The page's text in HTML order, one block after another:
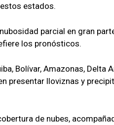
estados.
parcial en gran
los pronósticos.
Bolívar, Amazonas, Delta
presentar lloviznas y
de nubes,